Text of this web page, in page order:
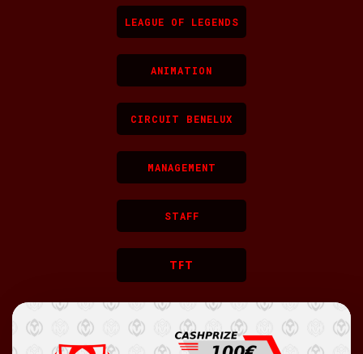
LEAGUE OF LEGENDS
ANIMATION
CIRCUIT BENELUX
MANAGEMENT
STAFF
TFT